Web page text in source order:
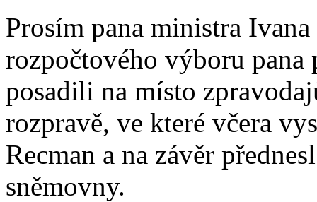
Prosím pana ministra
rozpočtového výboru pana
posadili na místo
rozpravě, ve které včera
Recman a na závěr
sněmovny.